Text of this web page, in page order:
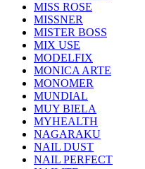
MISS ROSE
MISSNER
MISTER BOSS
MIX USE
MODELFIX
MONICA ARTE
MONOMER
MUNDIAL
MUY BIELA
MYHEALTH
NAGARAKU
NAIL DUST
NAIL PERFECT